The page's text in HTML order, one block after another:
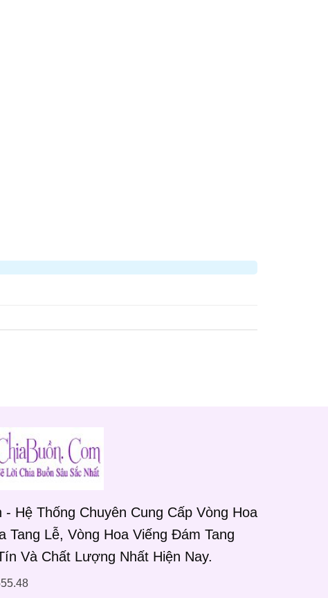
- Hệ Thống Chuyên Cung Cấp Vòng Hoa
Tang Lễ, Vòng Hoa Viếng Đám Tang
Và Chất Lượng Nhất Hiện Nay.